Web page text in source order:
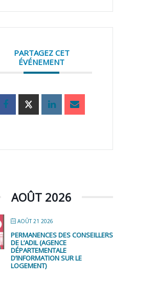
PARTAGEZ CET
ÉVÉNEMENT
AOÛT 2026
AOÛT 21 2026
PERMANENCES DES CONSEILLERS
DE L’ADIL (AGENCE
DÉPARTEMENTALE
D’INFORMATION SUR LE
LOGEMENT)